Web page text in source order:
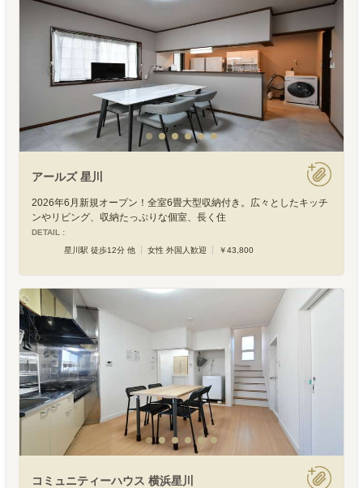
アールズ 星川
2026年6月新規オープン！全室6畳大型収納付き。広々としたキッチ
ンやリビング、収納たっぷりな個室、長く住
DETAIL :
星川駅 徒歩12分 他
女性 外国人歓迎 ￥43,800
コミュニティーハウス 横浜星川